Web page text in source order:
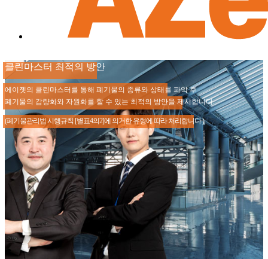
클린마스터 최적의 방안
에이젯의 클린마스터를 통해 폐기물의 종류와 상태를 파악 후
폐기물의 감량화와 자원화를 할 수 있는 최적의 방안을 제시합니다.
(폐기물관리법 시행규칙 [별표4의2]에 의거한 유형에 따라 처리합니다.)